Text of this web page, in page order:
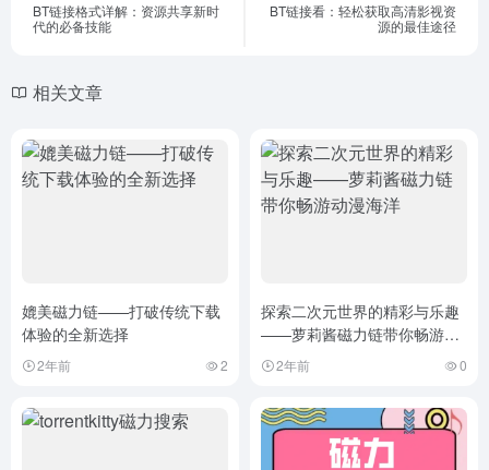
BT链接格式详解：资源共享新时
代的必备技能
BT链接看：轻松获取高清影视资
源的最佳途径
相关文章
媲美磁力链——打破传统下载
体验的全新选择
2年前 2
探索二次元世界的精彩与乐趣
——萝莉酱磁力链带你畅游动
漫海洋
2年前 0